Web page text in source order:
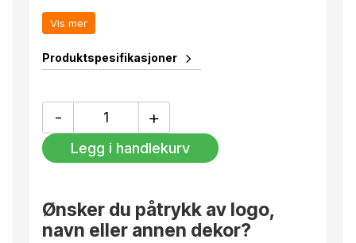
uttrykksfullt ytre – skapt med en gammel
håndverksteknikk, hvor det varme glasset
Kosta og designet av Åsa Jungnelius.
Vis mer
Produktspesifikasjoner
-
vase
lemon
sorbet
antall
+
Legg i handlekurv
Ønsker du påtrykk av logo,
navn eller annen dekor?